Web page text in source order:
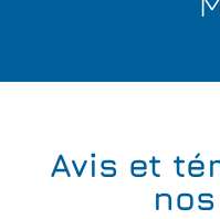
Avis et